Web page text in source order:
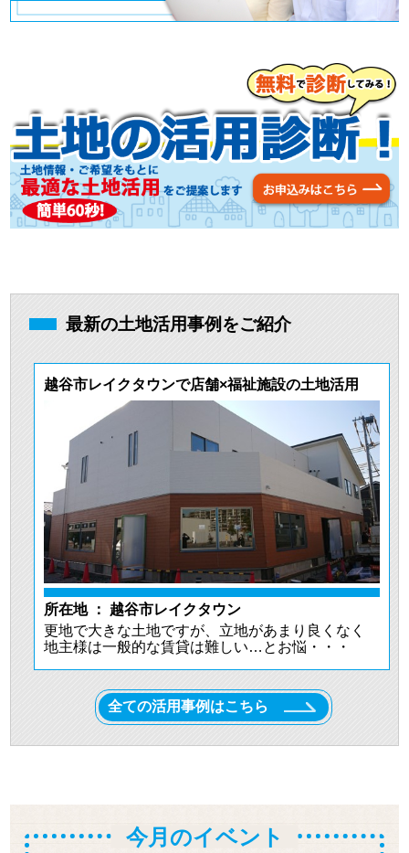
最新の土地活用事例をご紹介
越谷市レイクタウンで店舗×福祉施設の土地活用
所在地 ： 越谷市レイクタウン
更地で大きな土地ですが、立地があまり良くなく
地主様は一般的な賃貸は難しい…とお悩・・・
柏市で需要大の高齢者住宅を建築
全ての活用事例はこちら
今月のイベント